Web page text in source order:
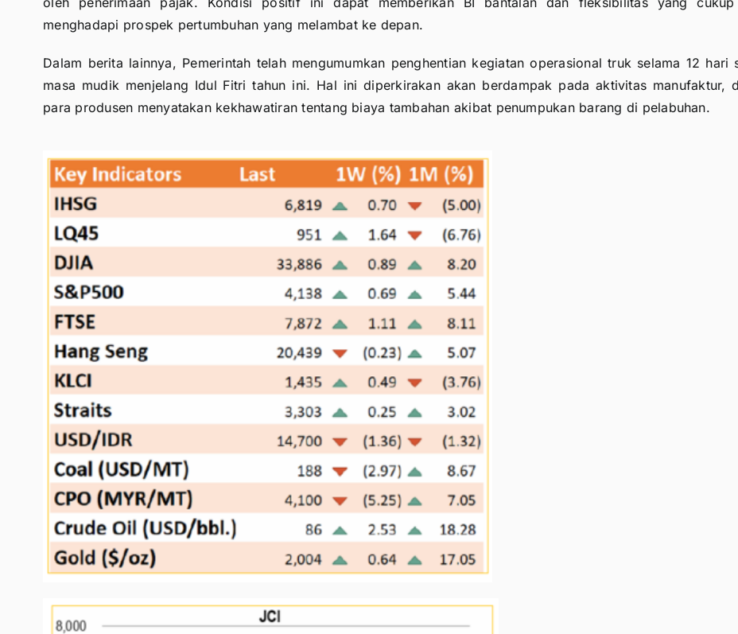
menghadapi prospek pertumbuhan yang melambat ke depan.
Dalam berita lainnya, Pemerintah telah mengumumkan penghentian kegiatan operasional truk selama 12 hari
masa mudik menjelang Idul Fitri tahun ini. Hal ini diperkirakan akan berdampak pada aktivitas manufaktur,
para produsen menyatakan kekhawatiran tentang biaya tambahan akibat penumpukan barang di pelabuhan.